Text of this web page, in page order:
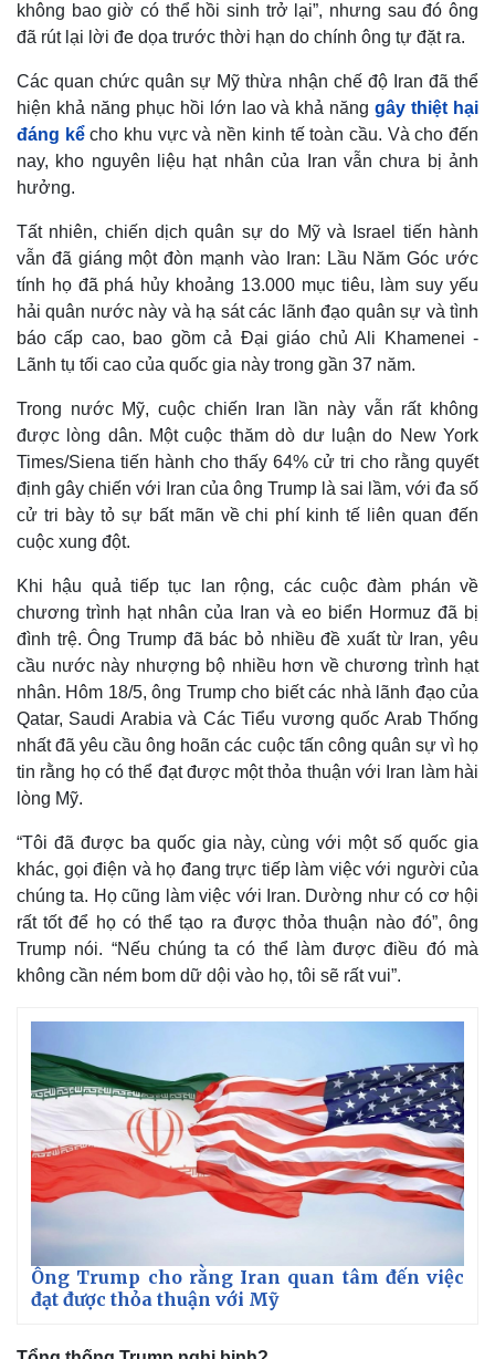
Thế giới
Quan sát
Cuộc sống đó đây
Hồ sơ
Video
E-Magazine
Infographic
không bao giờ có thể hồi sinh trở lại”, nhưng sau đó ông
đã rút lại lời đe dọa trước thời hạn do chính ông tự đặt ra.
Các quan chức quân sự Mỹ thừa nhận chế độ Iran đã thể
hiện khả năng phục hồi lớn lao và khả nănggây thiệt hại
đáng kểcho khu vực và nền kinh tế toàn cầu. Và cho đến
nay, kho nguyên liệu hạt nhân của Iran vẫn chưa bị ảnh
hưởng.
Tất nhiên, chiến dịch quân sự do Mỹ và Israel tiến hành
vẫn đã giáng một đòn mạnh vào Iran: Lầu Năm Góc ước
tính họ đã phá hủy khoảng 13.000 mục tiêu, làm suy yếu
hải quân nước này và hạ sát các lãnh đạo quân sự và tình
báo cấp cao, bao gồm cả Đại giáo chủ Ali Khamenei -
Lãnh tụ tối cao của quốc gia này trong gần 37 năm.
Trong nước Mỹ, cuộc chiến Iran lần này vẫn rất không
được lòng dân. Một cuộc thăm dò dư luận do New York
Times/Siena tiến hành cho thấy 64% cử tri cho rằng quyết
định gây chiến với Iran của ông Trump là sai lầm, với đa số
cử tri bày tỏ sự bất mãn về chi phí kinh tế liên quan đến
cuộc xung đột.
Khi hậu quả tiếp tục lan rộng, các cuộc đàm phán về
chương trình hạt nhân của Iran và eo biển Hormuz đã bị
đình trệ. Ông Trump đã bác bỏ nhiều đề xuất từ ​​Iran, yêu
cầu nước này nhượng bộ nhiều hơn về chương trình hạt
nhân. Hôm 18/5, ông Trump cho biết các nhà lãnh đạo của
Qatar, Saudi Arabia và Các Tiểu vương quốc Arab Thống
nhất đã yêu cầu ông hoãn các cuộc tấn công quân sự vì họ
tin rằng họ có thể đạt được một thỏa thuận với Iran làm hài
lòng Mỹ.
“Tôi đã được ba quốc gia này, cùng với một số quốc gia
khác, gọi điện và họ đang trực tiếp làm việc với người của
chúng ta. Họ cũng làm việc với Iran. Dường như có cơ hội
rất tốt để họ có thể tạo ra được thỏa thuận nào đó”, ông
Trump nói. “Nếu chúng ta có thể làm được điều đó mà
không cần ném bom dữ dội vào họ, tôi sẽ rất vui”.
Ông Trump cho rằng Iran quan tâm đến việc
đạt được thỏa thuận với Mỹ